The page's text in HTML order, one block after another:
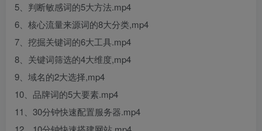
5、判断敏感词的5大方法.mp4
6、核心流量来源词的8大分类,mp4
7、挖掘关键词的6大工具.mp4
8、关键词筛选的4大维度,mp4
9、域名的2大选择,mp4
10、品牌词的5大要素.mp4
11、30分钟快速配置服务器.mp4